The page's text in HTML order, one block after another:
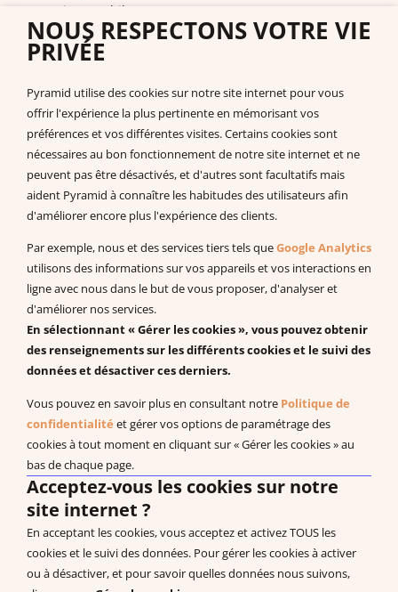
Equipes mobiles / PAS
DITEP et services de l'ASE
Nous contacter
+33 175432963
support@pecs-france.fr
Numéro de déclaration : 11940926794
SIRET : 444 268 320 000 41
La documentation
Documentation à télécharger
Vidéos
Programmes PDF
Recherches et publications scientifiques
EBP : Basé sur des données probantes
Livres à télécharger (en anglais)
Système de Communication par Echange d’Image®, PECS®,
Approche Pyramidale de l’Education : ABA Fonctionnelle sont les
marques enregistrées de Pyramid Educational Consultants, LLC.
Droit de rétractation
Nos Bureaux
Carrière
Politique de confidentialité
NOUS RESPECTONS VOTRE VIE
PRIVÉE
Pyramid utilise des cookies sur notre site internet pour vous
offrir l'expérience la plus pertinente en mémorisant vos
préférences et vos différentes visites. Certains cookies sont
nécessaires au bon fonctionnement de notre site internet et ne
peuvent pas être désactivés, et d'autres sont facultatifs mais
aident Pyramid à connaître les habitudes des utilisateurs afin
d'améliorer encore plus l'expérience des clients.
Par exemple, nous et des services tiers tels queGoogle Analytics
utilisons des informations sur vos appareils et vos interactions en
ligne avec nous dans le but de vous proposer, d'analyser et
d'améliorer nos services.
En sélectionnant « Gérer les cookies », vous pouvez obtenir
des renseignements sur les différents cookies et le suivi des
données et désactiver ces derniers.
Vous pouvez en savoir plus en consultant notre Politique de
confidentialité et gérer vos options de paramétrage des
cookies à tout moment en cliquant sur « Gérer les cookies » au
bas de chaque page.
Acceptez-vous les cookies sur notre
site internet ?
En acceptant les cookies, vous acceptez et activez TOUS les
cookies et le suivi des données. Pour gérer les cookies à activer
ou à désactiver, et pour savoir quelles données nous suivons,